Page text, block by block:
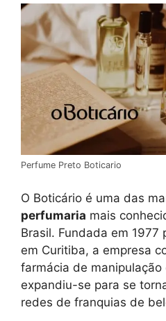
Perfume Preto Boticario
O Boticário é uma das
perfumaria mais
Brasil. Fundada em 1977
em Curitiba, a empresa
farmácia de
expandiu-se para se
redes de franquias de